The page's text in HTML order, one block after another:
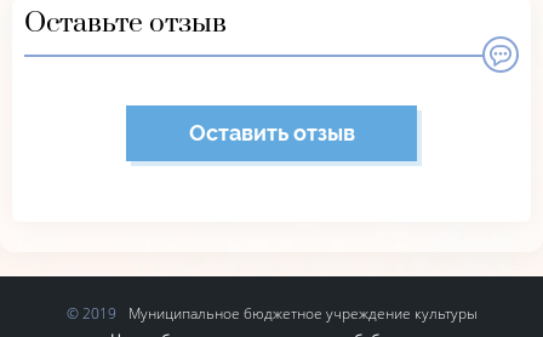
Оставьте отзыв
Оставить отзыв
Муниципальное бюджетное учреждение культуры